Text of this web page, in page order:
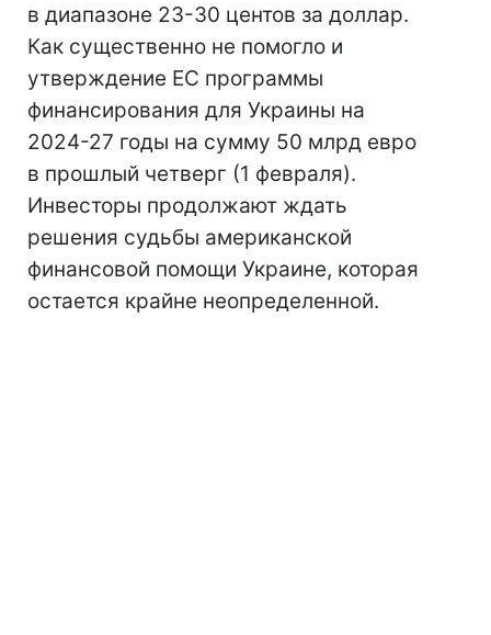
в диапазоне 23-30 центов за доллар.
Как существенно не помогло и
утверждение ЕС программы
финансирования для Украины на
2024-27 годы на сумму 50 млрд евро
в прошлый четверг (1 февраля).
Инвесторы продолжают ждать
решения судьбы американской
финансовой помощи Украине, которая
остается крайне неопределенной.